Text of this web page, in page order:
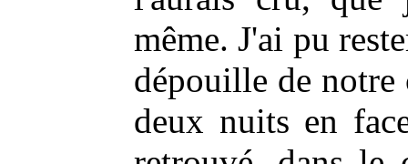
même. J'ai pu
dépouille de notre
deux nuits en